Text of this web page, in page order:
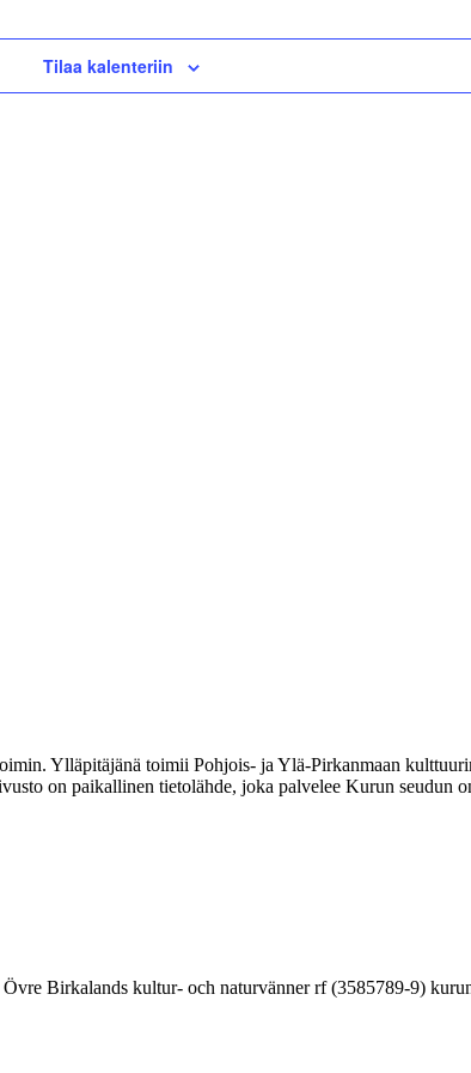
Tilaa kalenteriin
Ylläpitäjänä toimii Pohjois- ja Ylä-Pirkanmaan
on paikallinen tietolähde, joka palvelee Kurun seudun
Birkalands kultur- och naturvänner rf (3585789-9)